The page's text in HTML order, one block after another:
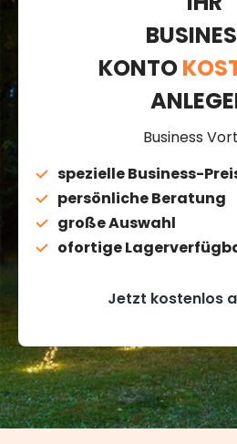
KONTO
Business
spezielle Business-
persönliche Beratung
große Auswahl
ofortige
Jetzt kostenlos